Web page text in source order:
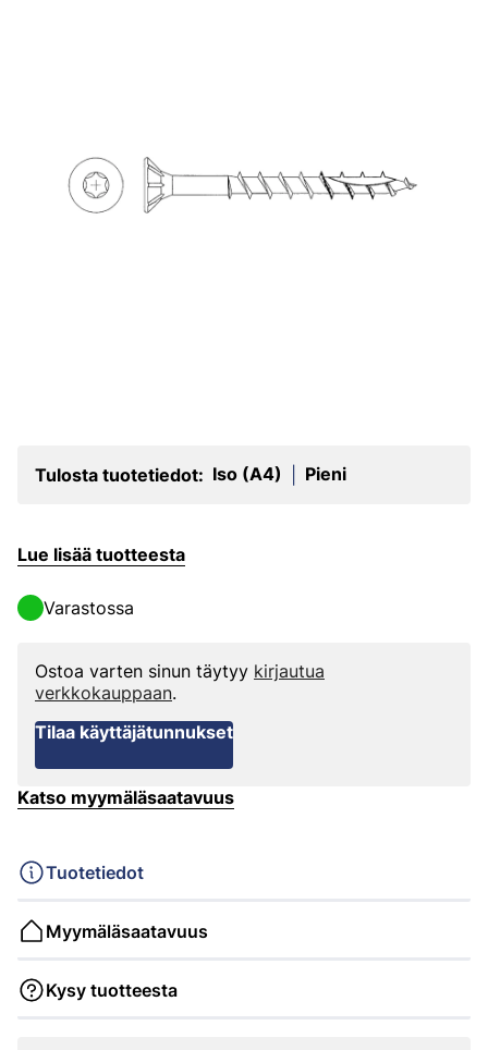
Tulosta tuotetiedot: Iso (A4) Pieni
Lue lisää tuotteesta
Varastossa
Ostoa varten sinun täytyy kirjautua
verkkokauppaan.
Tilaa käyttäjätunnukset
Katso myymäläsaatavuus
Tuotetiedot
Myymäläsaatavuus
Kysy tuotteesta